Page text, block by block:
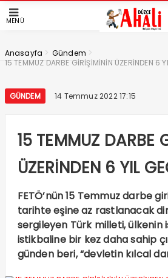
MENÜ
Anasayfa > Gündem >
15 TEMMUZ DARBE GİRİŞİMİNİN ÜZERİNDEN 6
GÜNDEM 14 Temmuz 2022 17:15
15 TEMMUZ DARBE
ÜZERİNDEN 6 YIL
FETÖ’nün 15 Temmuz darbe
tarihte eşine az rastlanacak
sergileyen Türk milleti, ülkenin
istikbaline bir kez daha sahip
günden beri, “devletin kılcal